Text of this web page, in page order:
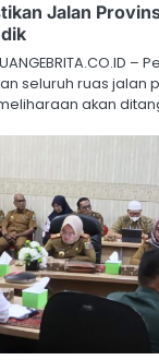
Jalan
–
seluruh ruas jalan
akan